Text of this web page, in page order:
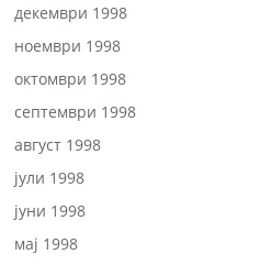
декември 1998
ноември 1998
октомври 1998
септември 1998
август 1998
јули 1998
јуни 1998
мај 1998